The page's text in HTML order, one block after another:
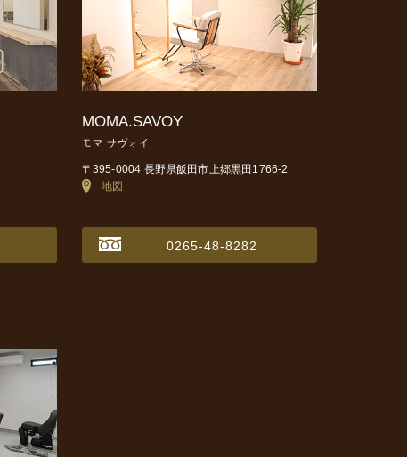
MOMA.SAVOY
モマ サヴォイ
〒395-0004 長野県飯田市上郷黒田1766-2
地図
0265-48-8282